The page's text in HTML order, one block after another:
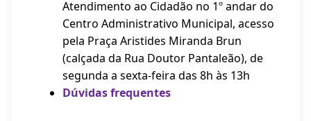
Atendimento ao Cidadão no 1º andar do
Centro Administrativo Municipal, acesso
pela Praça Aristides Miranda Brun
(calçada da Rua Doutor Pantaleão), de
segunda a sexta-feira das 8h às 13h
Dúvidas frequentes